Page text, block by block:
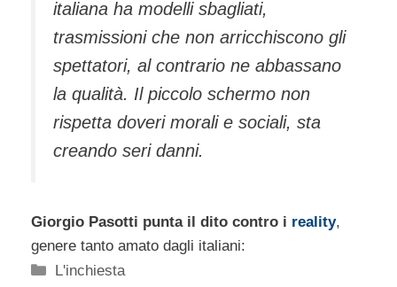
italiana ha modelli sbagliati,
trasmissioni che non arricchiscono gli
spettatori, al contrario ne abbassano
la qualità. Il piccolo schermo non
rispetta doveri morali e sociali, sta
creando seri danni.
Giorgio Pasotti punta il dito contro i reality,
genere tanto amato dagli italiani:
Categorie
L'inchiesta